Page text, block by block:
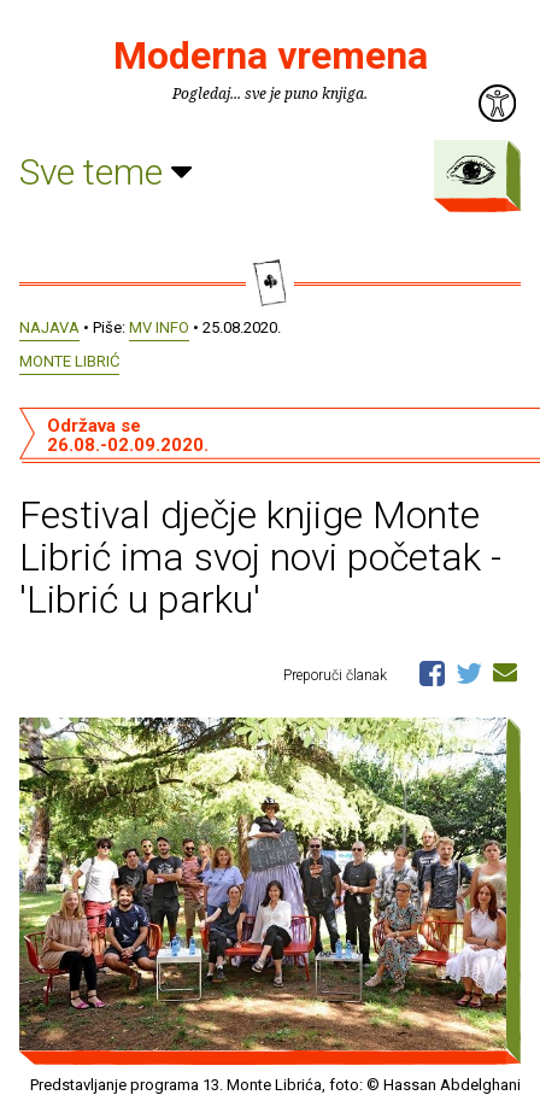
Moderna vremena
Pogledaj... sve je puno knjiga.
Sve teme
NAJAVA • Piše: MV INFO • 25.08.2020.
MONTE LIBRIĆ
Festival dječje knjige Monte
Librić ima svoj novi početak -
'Librić u parku'
Održava se
26.08.-02.09.2020.
Preporuči članak
Predstavljanje programa 13. Monte Librića, foto: © Hassan Abdelghani